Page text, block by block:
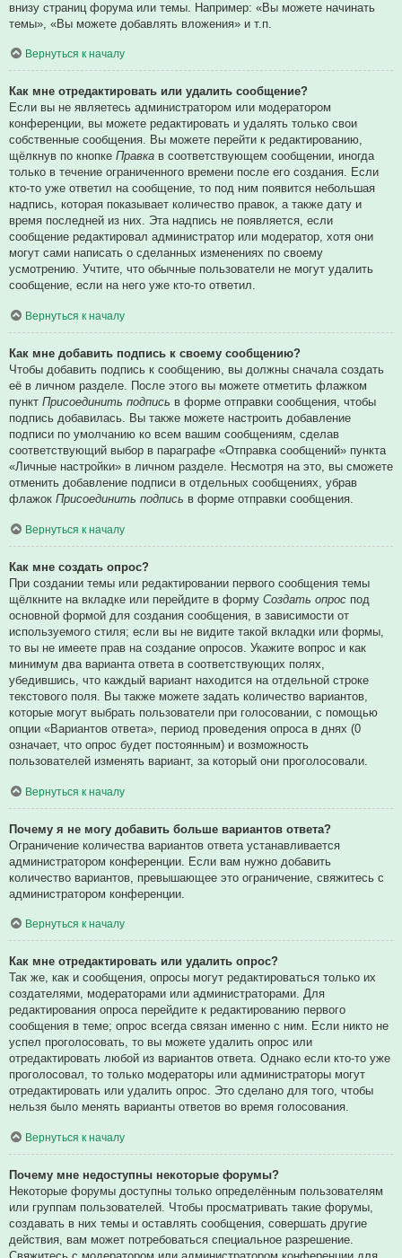
внизу страниц форума или темы. Например: «Вы можете начинать
темы», «Вы можете добавлять вложения» и т.п.
Вернуться к началу
Как мне отредактировать или удалить сообщение?
Если вы не являетесь администратором или модератором
конференции, вы можете редактировать и удалять только свои
собственные сообщения. Вы можете перейти к редактированию,
щёлкнув по кнопке Правка в соответствующем сообщении, иногда
только в течение ограниченного времени после его создания. Если
кто-то уже ответил на сообщение, то под ним появится небольшая
надпись, которая показывает количество правок, а также дату и
время последней из них. Эта надпись не появляется, если
сообщение редактировал администратор или модератор, хотя они
могут сами написать о сделанных изменениях по своему
усмотрению. Учтите, что обычные пользователи не могут удалить
сообщение, если на него уже кто-то ответил.
Вернуться к началу
Как мне добавить подпись к своему сообщению?
Чтобы добавить подпись к сообщению, вы должны сначала создать
её в личном разделе. После этого вы можете отметить флажком
пункт Присоединить подпись в форме отправки сообщения, чтобы
подпись добавилась. Вы также можете настроить добавление
подписи по умолчанию ко всем вашим сообщениям, сделав
соответствующий выбор в параграфе «Отправка сообщений» пункта
«Личные настройки» в личном разделе. Несмотря на это, вы сможете
отменить добавление подписи в отдельных сообщениях, убрав
флажок Присоединить подпись в форме отправки сообщения.
Вернуться к началу
Как мне создать опрос?
При создании темы или редактировании первого сообщения темы
щёлкните на вкладке или перейдите в форму Создать опрос под
основной формой для создания сообщения, в зависимости от
используемого стиля; если вы не видите такой вкладки или формы,
то вы не имеете прав на создание опросов. Укажите вопрос и как
минимум два варианта ответа в соответствующих полях,
убедившись, что каждый вариант находится на отдельной строке
текстового поля. Вы также можете задать количество вариантов,
которые могут выбрать пользователи при голосовании, с помощью
опции «Вариантов ответа», период проведения опроса в днях (0
означает, что опрос будет постоянным) и возможность
пользователей изменять вариант, за который они проголосовали.
Вернуться к началу
Почему я не могу добавить больше вариантов ответа?
Ограничение количества вариантов ответа устанавливается
администратором конференции. Если вам нужно добавить
количество вариантов, превышающее это ограничение, свяжитесь с
администратором конференции.
Вернуться к началу
Как мне отредактировать или удалить опрос?
Так же, как и сообщения, опросы могут редактироваться только их
создателями, модераторами или администраторами. Для
редактирования опроса перейдите к редактированию первого
сообщения в теме; опрос всегда связан именно с ним. Если никто не
успел проголосовать, то вы можете удалить опрос или
отредактировать любой из вариантов ответа. Однако если кто-то уже
проголосовал, то только модераторы или администраторы могут
отредактировать или удалить опрос. Это сделано для того, чтобы
нельзя было менять варианты ответов во время голосования.
Вернуться к началу
Почему мне недоступны некоторые форумы?
Некоторые форумы доступны только определённым пользователям
или группам пользователей. Чтобы просматривать такие форумы,
создавать в них темы и оставлять сообщения, совершать другие
действия, вам может потребоваться специальное разрешение.